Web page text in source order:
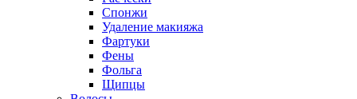
Спонжи
Удаление макияжа
Фартуки
Фены
Фольга
Щипцы